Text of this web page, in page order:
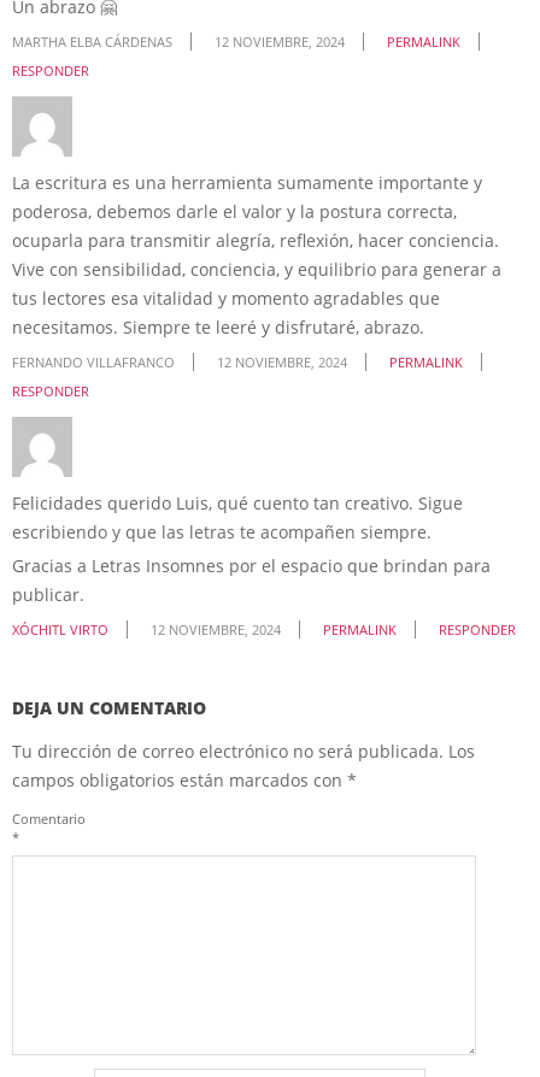
Un abrazo 🤗
MARTHA ELBA CÁRDENAS 12 NOVIEMBRE, 2024
PERMALINK
RESPONDER
La escritura es una herramienta sumamente importante y
poderosa, debemos darle el valor y la postura correcta,
ocuparla para transmitir alegría, reflexión, hacer conciencia.
Vive con sensibilidad, conciencia, y equilibrio para generar a
tus lectores esa vitalidad y momento agradables que
necesitamos. Siempre te leeré y disfrutaré, abrazo.
FERNANDO VILLAFRANCO 12 NOVIEMBRE, 2024
PERMALINK
RESPONDER
Felicidades querido Luis, qué cuento tan creativo. Sigue
escribiendo y que las letras te acompañen siempre.
Gracias a Letras Insomnes por el espacio que brindan para
publicar.
XÓCHITL VIRTO 12 NOVIEMBRE, 2024 PERMALINK RESPONDER
DEJA UN COMENTARIO
Tu dirección de correo electrónico no será publicada. Los
campos obligatorios están marcados con *
Comentario
*